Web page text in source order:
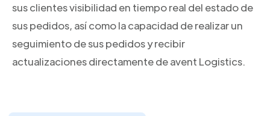
sus clientes visibilidad en tiempo real del estado de
sus pedidos, así como la capacidad de realizar un
seguimiento de sus pedidos y recibir
actualizaciones directamente de avent Logistics.